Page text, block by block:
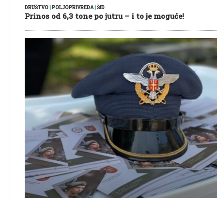
DRUŠTVO|POLJOPRIVREDA|ŠID
Prinos od 6,3 tone po jutru – i to je moguće!